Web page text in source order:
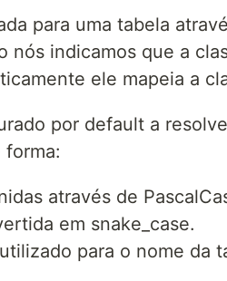
para uma tabela
nós indicamos que a
ele mapeia a
por default a
forma:
através de
em snake_case.
para o nome da